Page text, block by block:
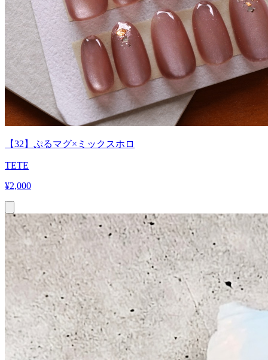
【32】ぷるマグ×ミックスホロ
TETE
¥2,000